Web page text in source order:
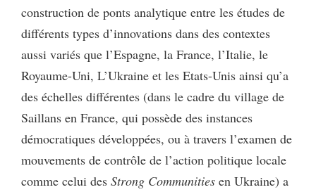
construction de ponts analytique entre les études de
différents types d’innovations dans des contextes
aussi variés que l’Espagne, la France, l’Italie, le
Royaume-Uni, L’Ukraine et les Etats-Unis ainsi qu’a
des échelles différentes (dans le cadre du village de
Saillans en France, qui possède des instances
démocratiques développées, ou à travers l’examen de
mouvements de contrôle de l’action politique locale
comme celui des Strong Communities en Ukraine) a